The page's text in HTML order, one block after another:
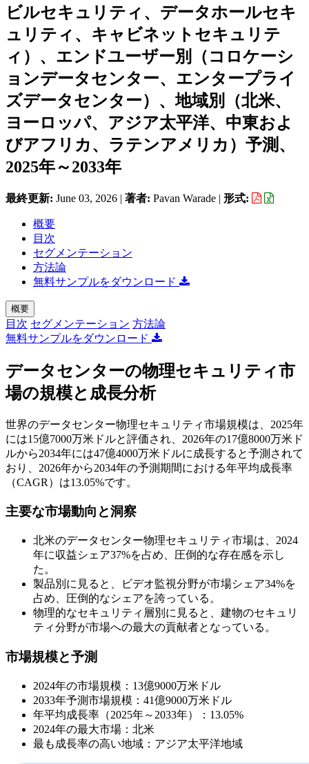
ビルセキュリティ、データホールセキ
ュリティ、キャビネットセキュリテ
ィ）、エンドユーザー別（コロケーシ
ョンデータセンター、エンタープライ
ズデータセンター）、地域別（北米、
ヨーロッパ、アジア太平洋、中東およ
びアフリカ、ラテンアメリカ）予測、
2025年～2033年
最終更新: June 03, 2026 | 著者: Pavan Warade | 形式:
概要
目次
セグメンテーション
方法論
無料サンプルをダウンロード
概要
目次 セグメンテーション 方法論
無料サンプルをダウンロード
データセンターの物理セキュリティ市
場の規模と成長分析
世界のデータセンター物理セキュリティ市場規模は、2025年
には15億7000万米ドルと評価され、2026年の17億8000万米ド
ルから2034年には47億4000万米ドルに成長すると予測されて
おり、2026年から2034年の予測期間における年平均成長率
（CAGR）は13.05%です。
主要な市場動向と洞察
北米のデータセンター物理セキュリティ市場は、2024
年に収益シェア37%を占め、圧倒的な存在感を示し
た。
製品別に見ると、ビデオ監視分野が市場シェア34%を
占め、圧倒的なシェアを誇っている。
物理的なセキュリティ層別に見ると、建物のセキュリ
ティ分野が市場への最大の貢献者となっている。
市場規模と予測
2024年の市場規模：13億9000万米ドル
2033年予測市場規模：41億9000万米ドル
年平均成長率（2025年～2033年）：13.05%
2024年の最大市場：北米
最も成長率の高い地域：アジア太平洋地域